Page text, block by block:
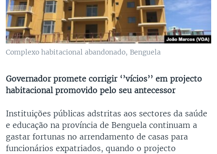
Complexo habitacional abandonado, Benguela
Governador promete corrigir ‘’vícios’’ em projecto
habitacional promovido pelo seu antecessor
Instituições públicas adstritas aos sectores da saúde
e educação na província de Benguela continuam a
gastar fortunas no arrendamento de casas para
funcionários expatriados, quando o projecto